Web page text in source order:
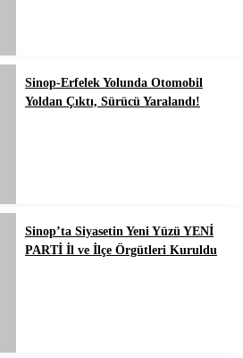
Sinop-Erfelek Yolunda Otomobil
Yoldan Çıktı, Sürücü Yaralandı!
Sinop’ta Siyasetin Yeni Yüzü YENİ
PARTİ İl ve İlçe Örgütleri Kuruldu